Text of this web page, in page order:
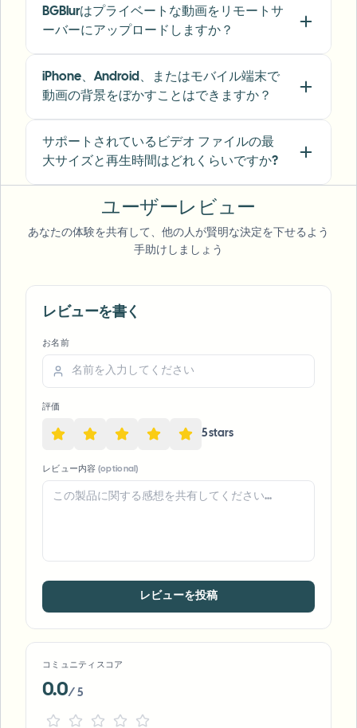
It's fast, consistent, and saves legal review
time."
MC
Michael Chen
Marketing Director•TechStart Inc.
BGBlurはプライベートな動画をリモートサ
ーバーにアップロードしますか？
iPhone、Android、またはモバイル端末で
動画の背景をぼかすことはできますか？
サポートされているビデオ ファイルの最
大サイズと再生時間はどれくらいですか?
Voice Anon
ユーザーレビュー
あなたの体験を共有して、他の人が賢明な決定を下せるよう
手助けしましょう
レビューを書く
お名前
評価
5stars
レビュー内容 (optional)
レビューを投稿
コミュニティスコア
0.0/ 5